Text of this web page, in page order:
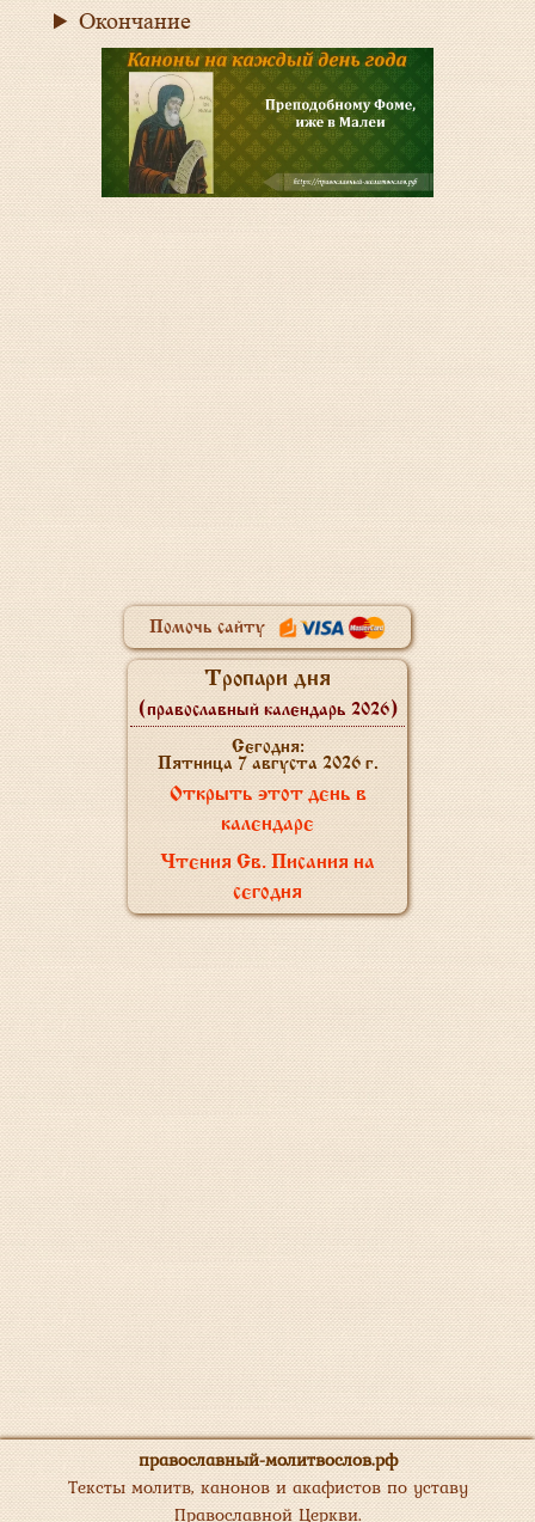
Окончание
Помочь сайту
Тропари дня
(православный календарь 2026)
Сегодня:
Пятница 7 августа 2026 г.
Открыть этот день в
календаре
Чтения Св. Писания на
сегодня
православный-молитвослов.рф
Тексты молитв, канонов и акафистов по уставу
Православной Церкви.